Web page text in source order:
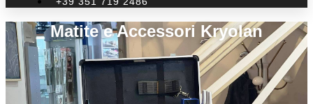
Matite e Accessori Kryolan